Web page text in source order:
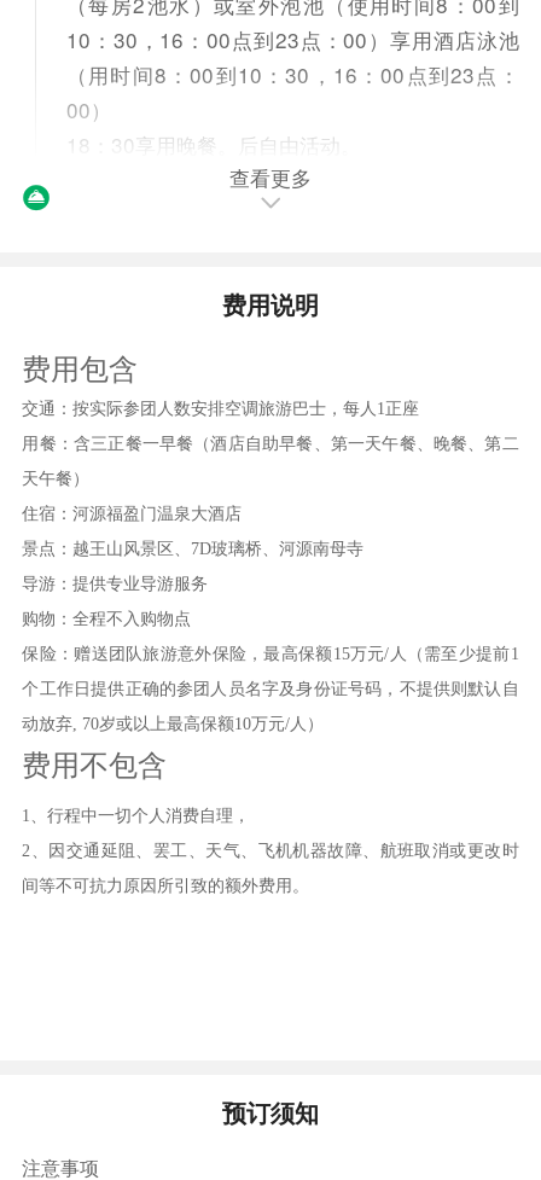
10：30，16：00点到23点：00）享用酒店泳池
（用时间8：00到10：30，16：00点到23点：
00）
18：30享用晚餐。后自由活动。
第2天 【酒店自助早】-【龟峰塔】-温暖的家
08:00自由享用酒店自助早餐。
09:30统一集合， 前往【龟峰塔】（约1小
时），龟峰塔位于广东省河源市的龟蜂山上，面临
东江与新丰江交汇之处，因其建在龟峰山上而得
名。传说从前河源人民年年为水患所害，苦不堪
言。神仙云游于此，看到民不聊生，萌发了恻隐之
心，遂在新丰江与东江的汇合处投下巨龟，化为龟
峰山，上置龟峰塔，以镇水妖。至此人民安居乐
业，岁岁平安。龟峰塔始建于南宋绍兴二年（公元
一一三二年），属佛塔，历来被列为“河源八景”之
首，又享有“东江第一塔”美誉，为广东省首批公布
重点保护文物之一。（游览1小时）
12：00享用午餐。
14：00结束两天愉快的行程，乘车返回温暖的
家。
查看更多
费用说明
费用包含
交通：按实际参团人数安排空调旅游巴士，每人 1正座
用餐：含三正餐一早餐（酒店自助早餐、第一天午餐、晚餐、第二
天午餐 ）
住宿：河源福盈门温泉大酒店
景点： 越王山风景区、 7D玻璃桥、河源南母寺
导游：提供专业导游服务
购物：全程不入购物点
保险：赠送团队旅游意外保险，最高保额15万元/人（需至少提前1
个工作日提供正确的参团人员名字及身份证号码，不提供则默认自
动放弃, 70岁或以上最高保额10万元/人）
费用不包含
1、行程中一切个人消费自理，
2 、因交通延阻、罢工、天气、飞机机器故障、航班取消或更改时
间等不可抗力原因所引致的额外费用。
预订须知
注意事项